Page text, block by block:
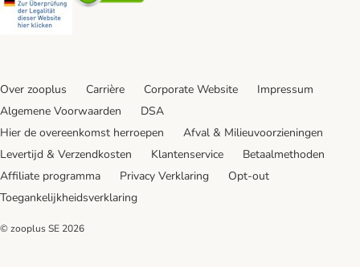
Over zooplus Carrière Corporate Website
Impressum
Algemene Voorwaarden
DSA
Hier de overeenkomst herroepen
Afval & Milieuvoorzieningen
Levertijd & Verzendkosten
Klantenservice
Betaalmethoden
Affiliate programma
Privacy Verklaring
Opt-out
Toegankelijkheidsverklaring
© zooplus SE 2026